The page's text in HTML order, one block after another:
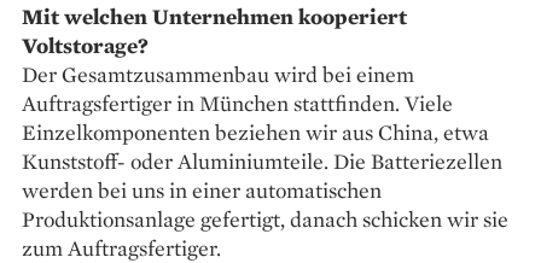
Mit welchen Unternehmen kooperiert
Voltstorage?
Der Gesamtzusammenbau wird bei einem
Auftragsfertiger in München stattfinden. Viele
Einzel­komponenten beziehen wir aus China, etwa
Kunststoff- oder Alu­miniumteile. Die Batteriezellen
werden bei uns in einer automatischen
Produktionsanlage gefertigt, danach schicken wir sie
zum Auftragsfertiger.